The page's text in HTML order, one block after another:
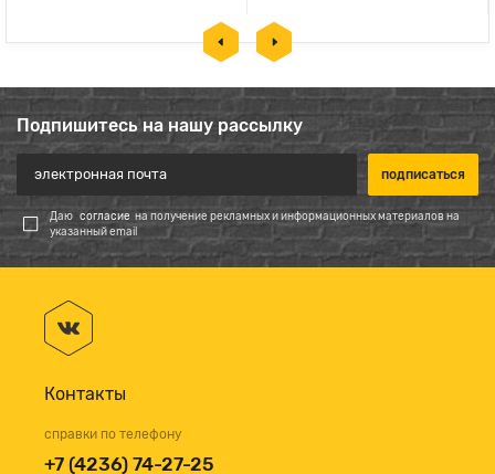
Подпишитесь на нашу рассылку
Даю согласие на получение рекламных и информационных материалов на
указанный email
Контакты
справки по телефону
+7 (4236) 74-27-25